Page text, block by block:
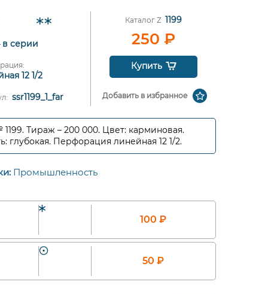
в серии
12 1/2
ssr1199_1_far
Каталог Z 1199
250 ₽
Купить
Добавить в избранное
1199. Тираж – 200 000. Цвет: карминовая.
глубокая. Перфорация линейная 12 1/2.
Промышленность
100 ₽
50 ₽